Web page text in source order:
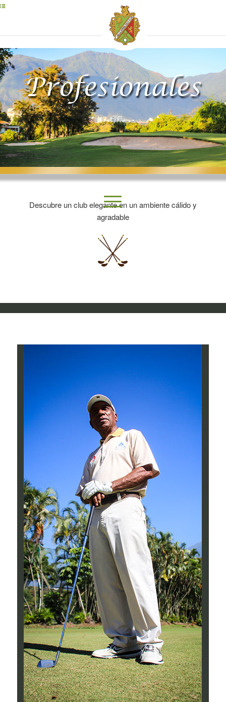
Profesionales
Descubre un club elegante en un ambiente cálido y
agradable